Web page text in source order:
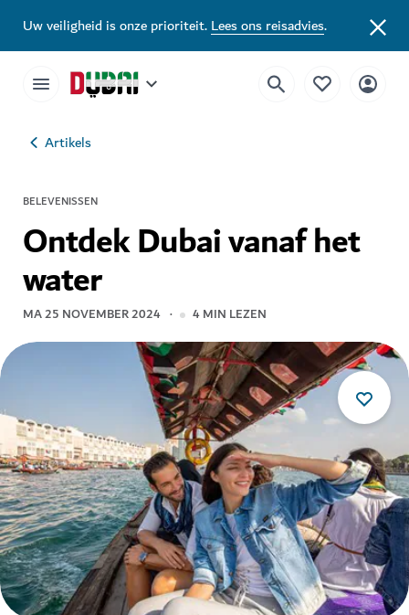
Uw veiligheid is onze prioriteit.Lees ons reisadvies.
Artikels
BELEVENISSEN
Ontdek Dubai vanaf het
water
MA 25 NOVEMBER 2024 4MIN LEZEN